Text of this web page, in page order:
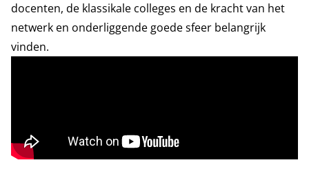
docenten, de klassikale colleges en de kracht van het
netwerk en onderliggende goede sfeer belangrijk
vinden.